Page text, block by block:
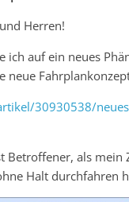
Herren!
ich auf ein neues
neue
30930538/
Betroffener, als
Halt durchfahren